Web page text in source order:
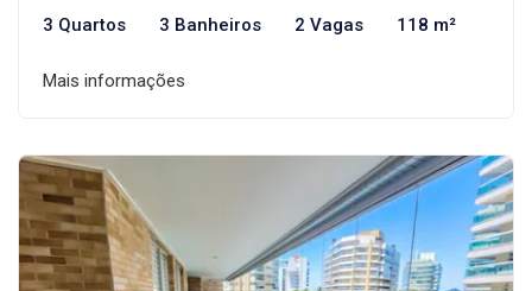
3 Quartos 3 Banheiros 2 Vagas 118 m²
Mais informações